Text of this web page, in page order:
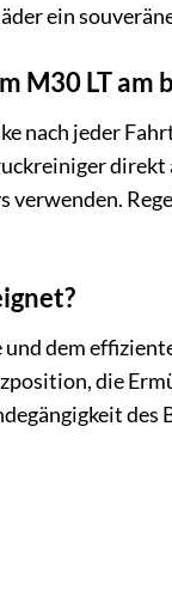
ein
M30 LT am
nach jeder
dem
die